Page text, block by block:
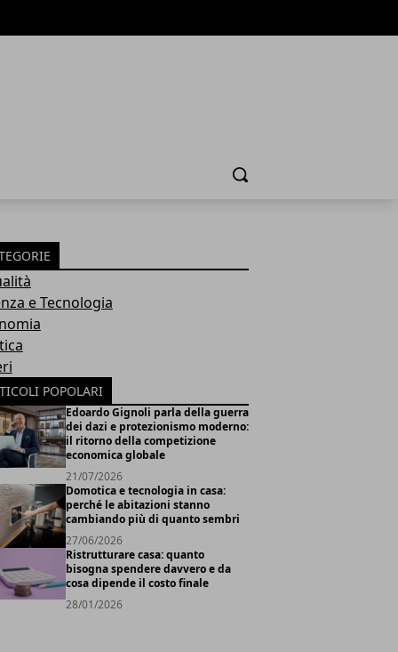
Cerca
e Tecnologia
POPOLARI
Edoardo Gignoli parla della guerra
dei dazi e protezionismo moderno:
il ritorno della competizione
economica globale
21/07/2026
Domotica e tecnologia in casa:
perché le abitazioni stanno
cambiando più di quanto sembri
27/06/2026
Ristrutturare casa: quanto
bisogna spendere davvero e da
cosa dipende il costo finale
28/01/2026